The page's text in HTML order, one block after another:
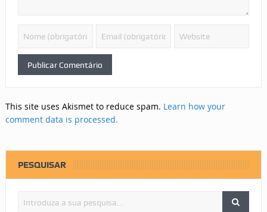
This site uses Akismet to reduce spam. Learn how your
comment data is processed.
PESQUISAR